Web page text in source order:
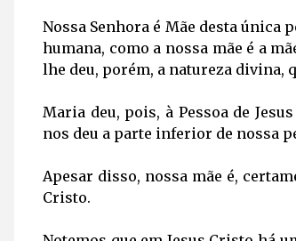
Nossa Senhora é Mãe desta única
humana, como a nossa mãe é a
lhe deu, porém, a natureza divina,
Maria deu, pois, à Pessoa de
nos deu a parte inferior de nossa
Apesar disso, nossa mãe é,
Cristo.